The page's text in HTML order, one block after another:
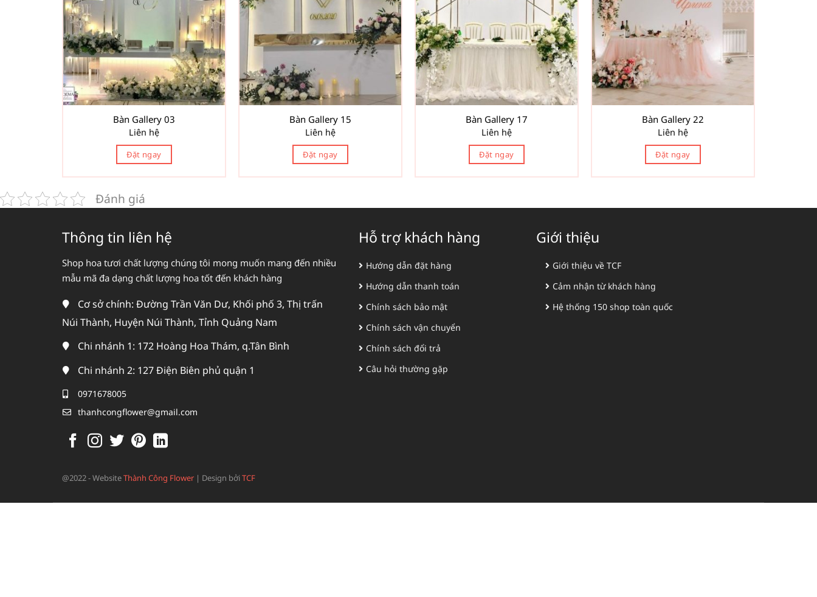
Bàn Gallery 03
Liên hệ
Đặt ngay
Bàn Gallery 15
Liên hệ
Đặt ngay
Bàn Gallery 17
Liên hệ
Đặt ngay
Bàn Gallery 22
Liên hệ
Đặt ngay
Đánh giá
Thông tin liên hệ
Shop hoa tươi chất lượng chúng tôi mong muốn mang đến nhiều
mẫu mã đa dạng chất lượng hoa tốt đến khách hàng
Cơ sở chính: Đường Trần Văn Dư, Khối phố 3, Thị trấn
Núi Thành, Huyện Núi Thành, Tỉnh Quảng Nam
Chi nhánh 1: 172 Hoàng Hoa Thám, q.Tân Bình
Chi nhánh 2: 127 Điện Biên phủ quận 1
0971678005
thanhcongflower@gmail.com
Hỗ trợ khách hàng
Hướng dẫn đặt hàng
Hướng dẫn thanh toán
Chính sách bảo mật
Chính sách vận chuyển
Chính sách đổi trả
Câu hỏi thường gặp
Giới thiệu
Giới thiệu về TCF
Cảm nhận từ khách hàng
Hệ thống 150 shop toàn quốc
@2022 - WebsiteThành Công Flower | Design bởiTCF